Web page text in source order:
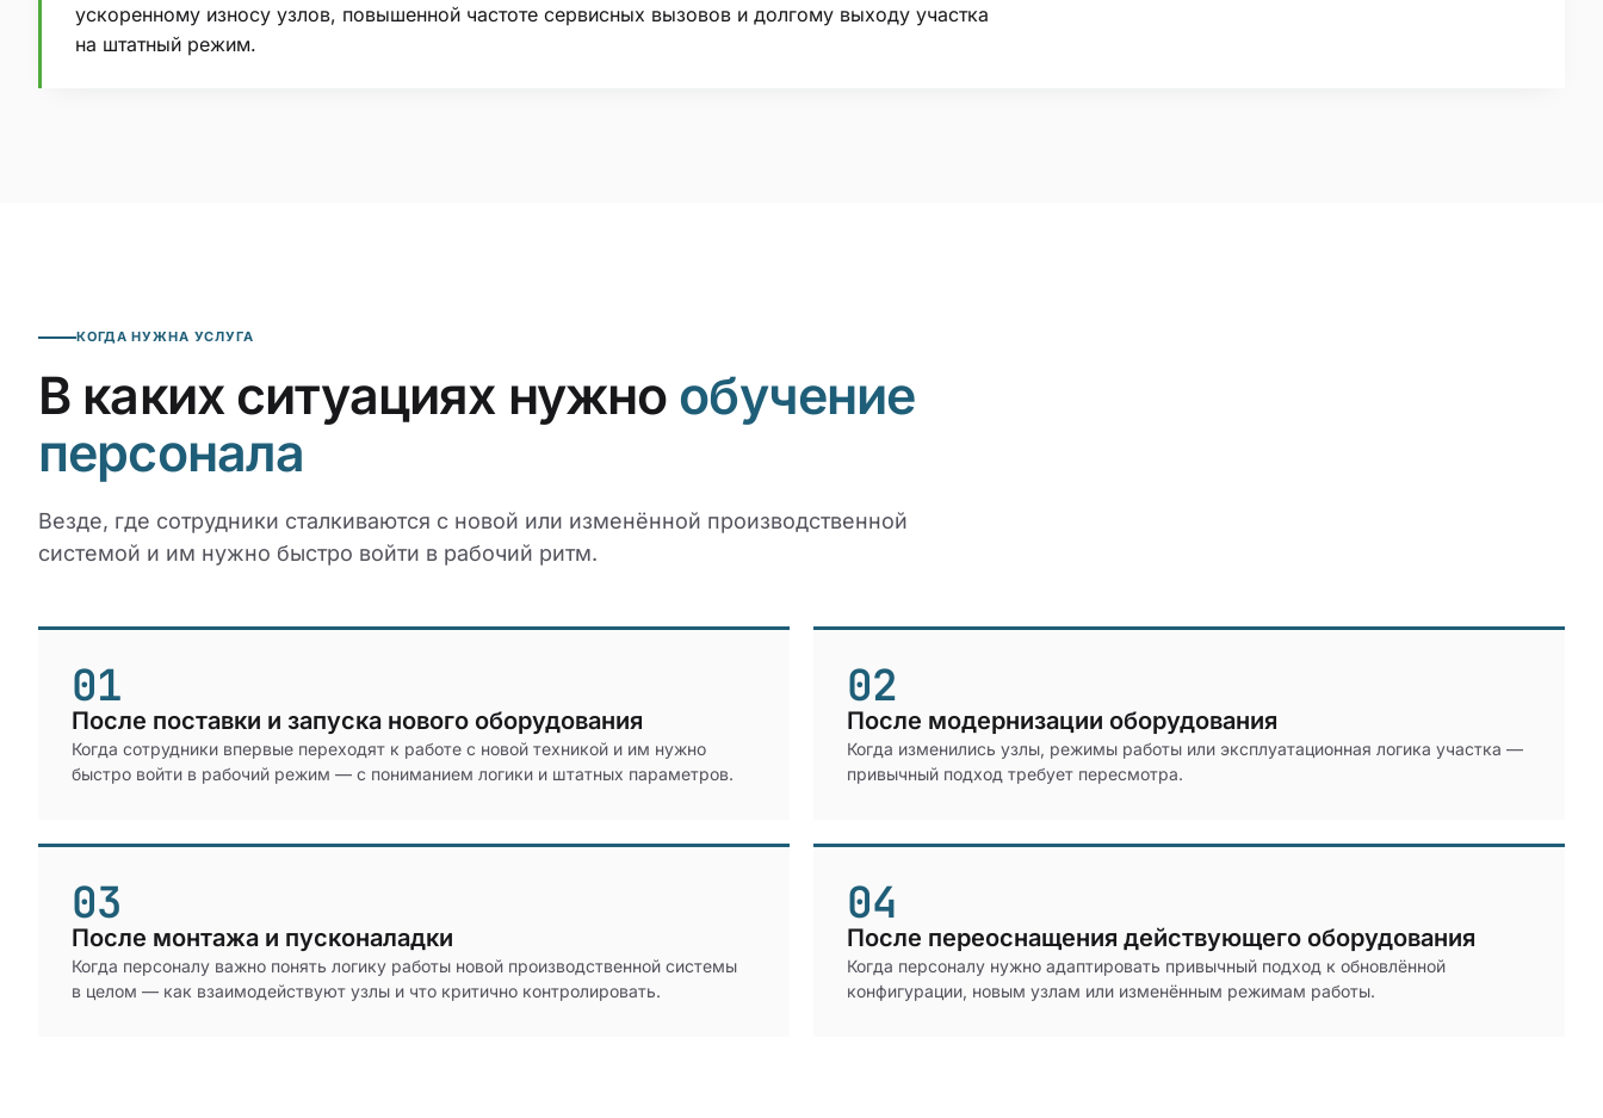
ускоренному износу узлов, повышенной частоте сервисных вызовов и долгому выходу участка
на штатный режим.
КОГДА НУЖНА УСЛУГА
В каких ситуациях нужно обучение
персонала
Везде, где сотрудники сталкиваются с новой или изменённой производственной
системой и им нужно быстро войти в рабочий ритм.
01
После поставки и запуска нового оборудования
Когда сотрудники впервые переходят к работе с новой техникой и им нужно
быстро войти в рабочий режим — с пониманием логики и штатных параметров.
02
После модернизации оборудования
Когда изменились узлы, режимы работы или эксплуатационная логика участка —
привычный подход требует пересмотра.
03
После монтажа и пусконаладки
Когда персоналу важно понять логику работы новой производственной системы
в целом — как взаимодействуют узлы и что критично контролировать.
04
После переоснащения действующего оборудования
Когда персоналу нужно адаптировать привычный подход к обновлённой
конфигурации, новым узлам или изменённым режимам работы.